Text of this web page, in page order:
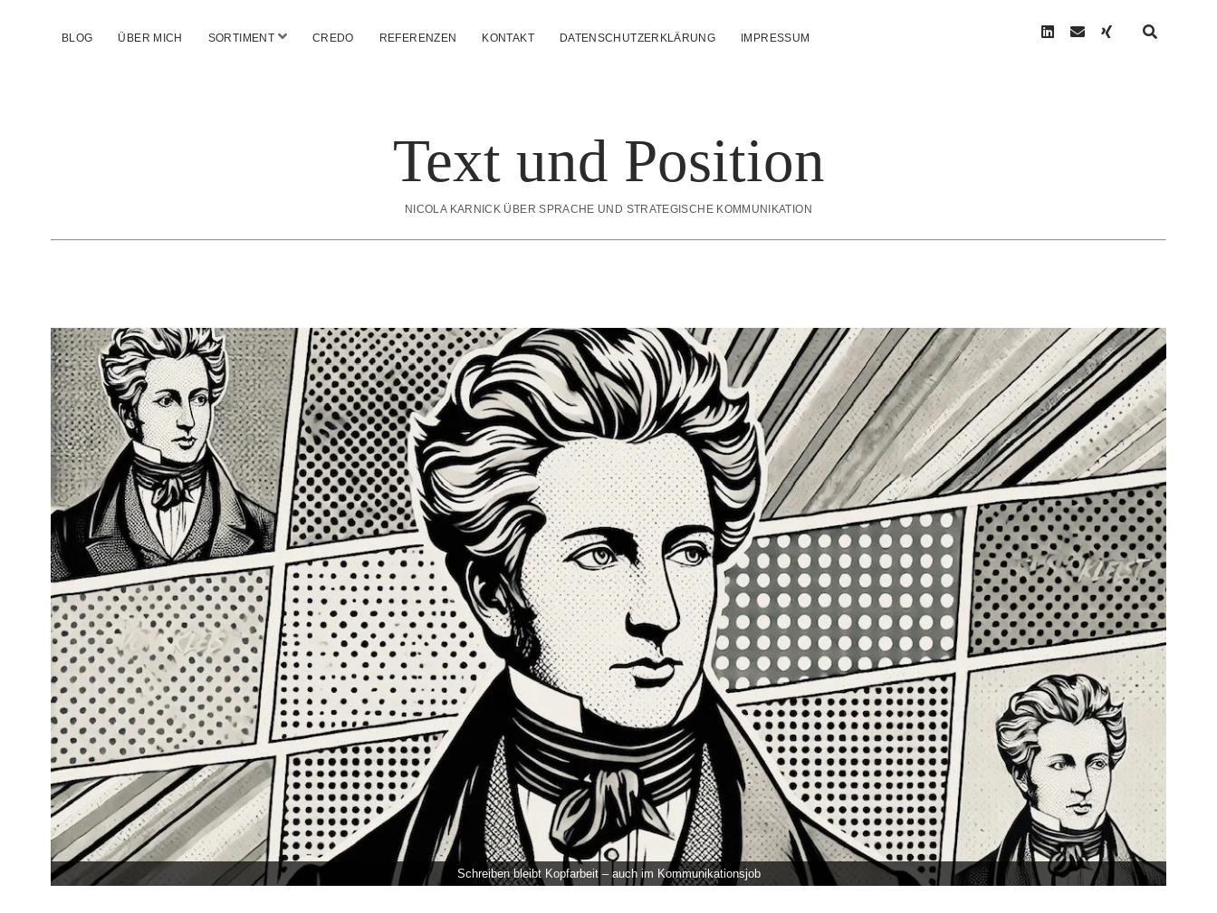
BLOG ÜBER MICH SORTIMENT MenüCREDO REFERENZEN KONTAKT DATENSCHUTZERKLÄRUNG IMPRESSUM linkedin
emailxing
Text und Position
NICOLA KARNICK ÜBER SPRACHE UND STRATEGISCHE KOMMUNIKATION
Schreiben bleibt Kopfarbeit – auch im Kommunikationsjob